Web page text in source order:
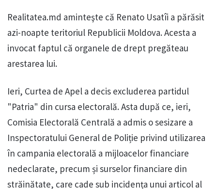
Realitatea.md aminteşte că Renato Usatîi a părăsit
azi-noapte teritoriul Republicii Moldova. Acesta a
invocat faptul că organele de drept pregăteau
arestarea lui.
Ieri, Curtea de Apel a decis excluderea partidul
"Patria" din cursa electorală. Asta după ce, ieri,
Comisia Electorală Centrală a admis o sesizare a
Inspectoratului General de Poliție privind utilizarea
în campania electorală a mijloacelor financiare
nedeclarate, precum și surselor financiare din
străinătate, care cade sub incidența unui articol al